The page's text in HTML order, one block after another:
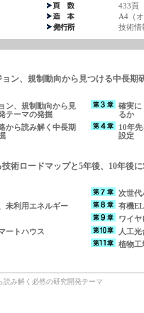
433頁
A4（
技術情
ン、規制動向から見つける中長期
ン、規制動向から見
テーマの発掘
から読み解く中長期
確実に
るか
10年
設定
術ロードマップと5年後、10年後
未利用エネルギー
ートハウス
次世代
有機EL
ワイヤ
人工光
植物工
読み解く必然の研究開発テーマ